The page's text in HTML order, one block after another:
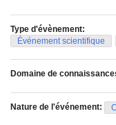
Type d'évènement:
Événement scientifique
Domaine de
Nature de l'événement: